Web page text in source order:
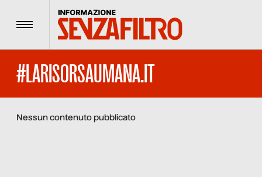
Menu
#LARISORSAUMANA.IT
Nessun contenuto pubblicato